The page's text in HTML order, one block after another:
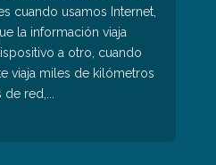
cuando usamos Internet,
la información viaja
a otro, cuando
viaja miles de kilómetros
red,...